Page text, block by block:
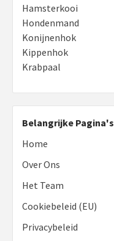
Hamsterkooi
Hondenmand
Konijnenhok
Kippenhok
Krabpaal
Belangrijke Pagina's
Home
Over Ons
Het Team
Cookiebeleid (EU)
Privacybeleid